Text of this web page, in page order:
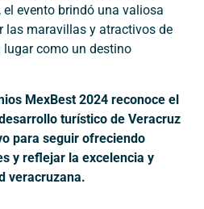
evento brindó una valiosa
las maravillas y atractivos de
lugar como un destino
MexBest 2024 reconoce el
turístico de Veracruz
para seguir ofreciendo
y reflejar la excelencia y
veracruzana.